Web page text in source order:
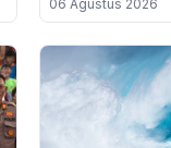
06 Agustus 2026